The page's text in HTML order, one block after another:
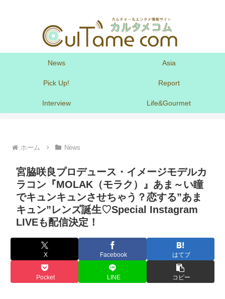
News Asia
Pick Up! Report
Interview Life&Gourmet
ホーム News
宮脇咲良プロデュース・イメージモデルカ
ラコン『MOLAK（モラク）』あま～い瞳
でキュンキュンさせちゃう？恋する”あま
キュン”レンズ誕生♡Special Instagram
LIVEも配信決定！
X Facebook はてブ
Pocket LINE コピー